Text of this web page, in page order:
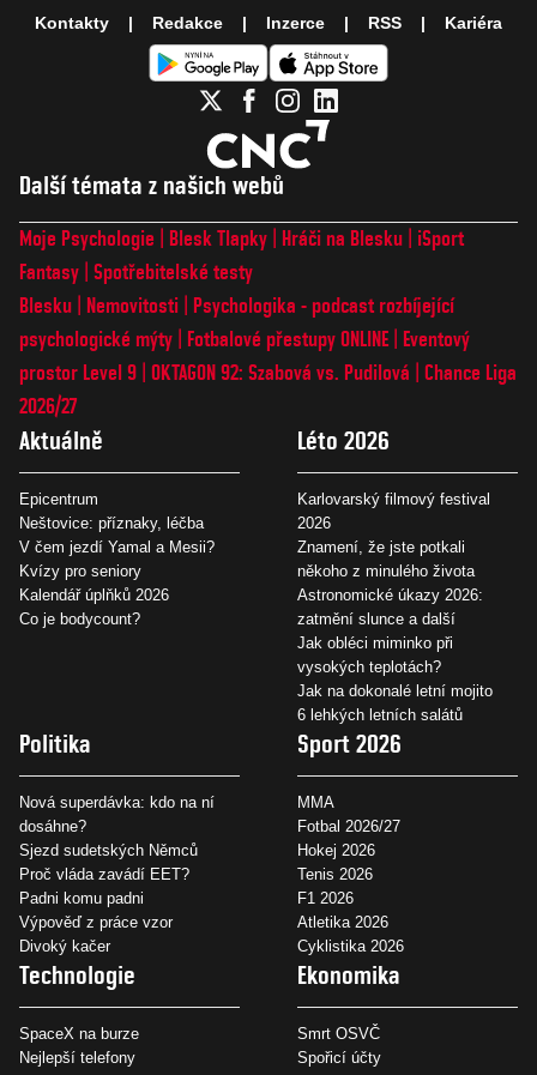
Další témata z našich webů
Moje Psychologie Blesk Tlapky Hráči na Blesku
iSport
Fantasy Spotřebitelské testy
Blesku
Nemovitosti
Psychologika - podcast rozbíjející
psychologické mýty
Fotbalové přestupy ONLINE
Eventový
prostor Level 9 OKTAGON 92: Szabová vs. Pudilová
Chance Liga
2026/27
Aktuálně
Epicentrum
Neštovice: příznaky, léčba
V čem jezdí Yamal a Mesii?
Kvízy pro seniory
Kalendář úplňků 2026
Co je bodycount?
Léto 2026
Karlovarský filmový festival
2026
Znamení, že jste potkali
někoho z minulého života
Astronomické úkazy 2026:
zatmění slunce a další
Jak obléci miminko při
vysokých teplotách?
Jak na dokonalé letní mojito
6 lehkých letních salátů
Politika
Nová superdávka: kdo na ní
dosáhne?
Sjezd sudetských Němců
Proč vláda zavádí EET?
Padni komu padni
Výpověď z práce vzor
Divoký kačer
Sport 2026
MMA
Fotbal 2026/27
Hokej 2026
Tenis 2026
F1 2026
Atletika 2026
Cyklistika 2026
Technologie
SpaceX na burze
Nejlepší telefony
Ekonomika
Smrt OSVČ
Spořicí účty
Kontakty Redakce Inzerce RSS Kariéra